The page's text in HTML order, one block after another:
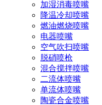
加湿消毒喷嘴
降温冷却喷嘴
燃油燃烧喷嘴
电器喷嘴
空气吹扫喷嘴
脱硝喷枪
混合搅拌喷嘴
二流体喷嘴
单流体喷嘴
陶瓷合金喷嘴
在1791年的时候，一
了一些奇怪的黑色沙子，
以他确定是氧化铁，而另
他的困扰，但无疑是另外
这样的存在。
在1795年的时候，德
发现了一些奇怪的氧化物
的名称对其进行命名，所